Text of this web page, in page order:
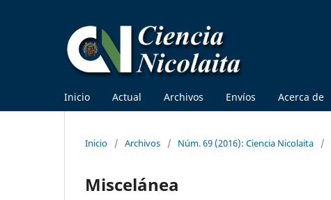
Inicio Actual Archivos Envíos Acerca de
Inicio / Archivos / Núm. 69 (2016): Ciencia Nicolaita /
Miscelánea